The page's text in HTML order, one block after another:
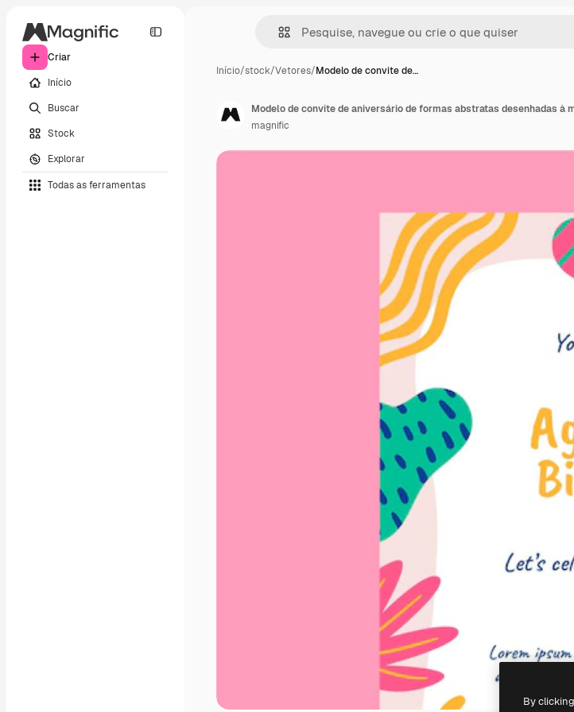
Criar
Início
Buscar
Stock
Explorar
Todas as ferramentas
Início/stock/Vetores/Modelo de convite de…
Modelo de convite de aniversário de formas abstratas desenhadas à
magnific
By